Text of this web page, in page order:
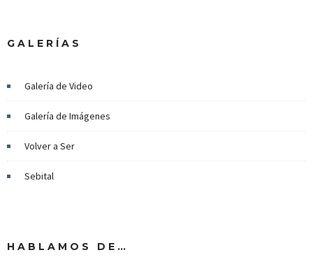
GALERÍAS
Galería de Video
Galería de Imágenes
Volver a Ser
Sebital
HABLAMOS DE…